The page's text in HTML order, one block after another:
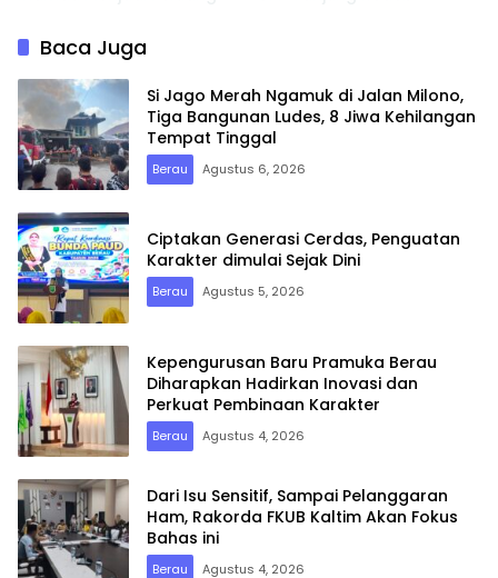
Baca Juga
Si Jago Merah Ngamuk di Jalan Milono,
Tiga Bangunan Ludes, 8 Jiwa Kehilangan
Tempat Tinggal
Berau Agustus 6, 2026
Ciptakan Generasi Cerdas, Penguatan
Karakter dimulai Sejak Dini
Berau Agustus 5, 2026
Kepengurusan Baru Pramuka Berau
Diharapkan Hadirkan Inovasi dan
Perkuat Pembinaan Karakter
Berau Agustus 4, 2026
Dari Isu Sensitif, Sampai Pelanggaran
Ham, Rakorda FKUB Kaltim Akan Fokus
Bahas ini
Berau Agustus 4, 2026